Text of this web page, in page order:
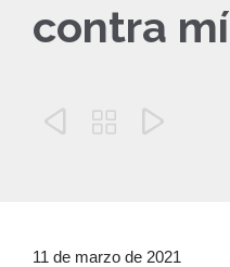
contra mí
  
11 de marzo de 2021